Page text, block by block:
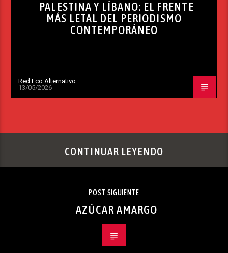
PALESTINA Y LÍBANO: EL FRENTE
MÁS LETAL DEL PERIODISMO
CONTEMPORÁNEO
Red Eco Alternativo
13/05/2026
CONTINUAR LEYENDO
POST SIGUIENTE
AZÚCAR AMARGO